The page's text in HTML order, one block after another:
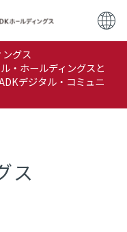
グス
・ホールディングスと
デジタル・コミュニ
ス